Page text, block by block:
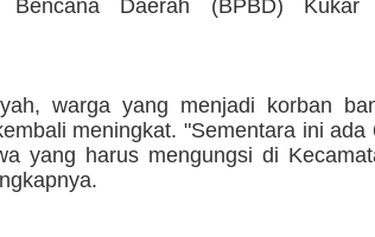
Bencana Daerah (BPBD) Kukar
warga yang menjadi korban
meningkat. "Sementara ini ada
yang harus mengungsi di